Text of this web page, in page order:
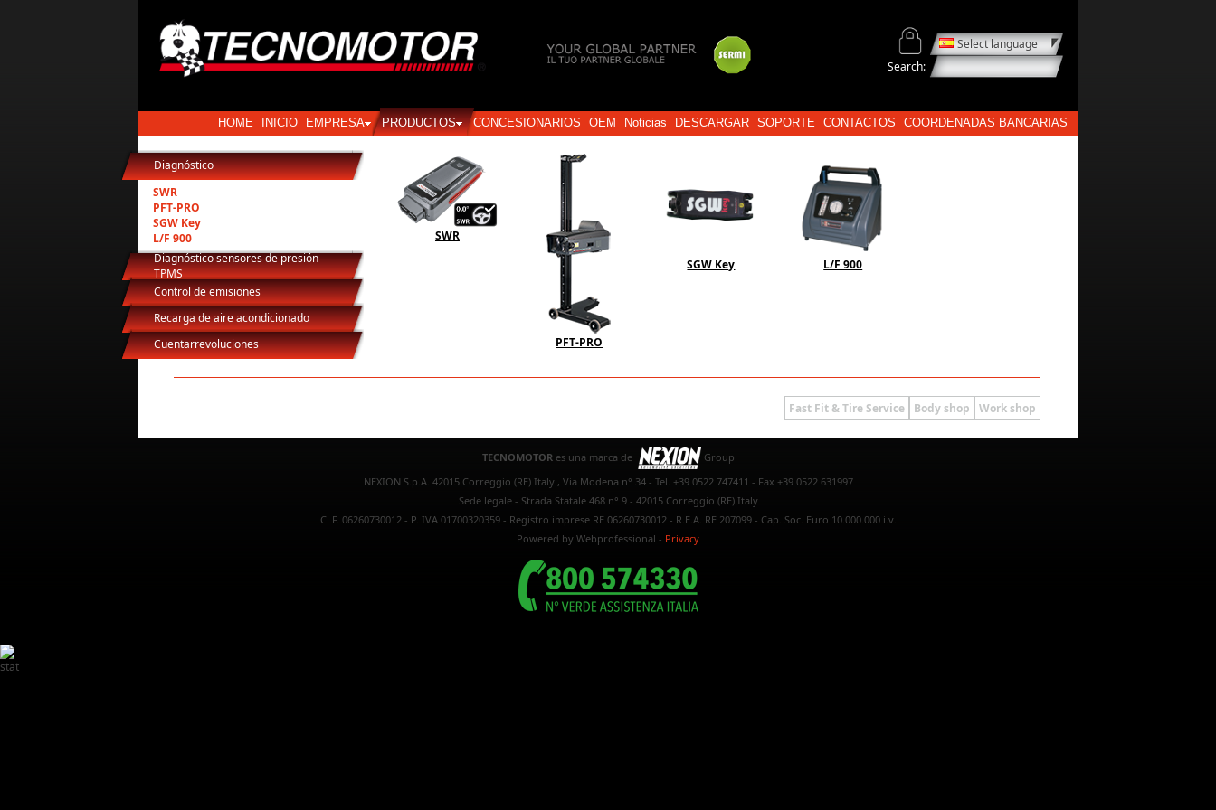
Select language
Search:
HOME INICIO EMPRESA PRODUCTOS CONCESIONARIOS OEM Noticias DESCARGAR SOPORTE CONTACTOS COORDENADAS BANCARIAS
Diagnóstico
SWR
PFT-PRO
SGW Key
L/F 900
Diagnóstico sensores de presión
TPMS
Control de emisiones
Recarga de aire acondicionado
Cuentarrevoluciones
SWR
PFT-PRO
SGW Key L/F 900
Work shop
Body shop
Fast Fit & Tire Service
TECNOMOTOR es una marca de
Group
NEXION S.p.A. 42015 Correggio (RE) Italy , Via Modena n° 34 - Tel. +39 0522 747411 - Fax +39 0522 631997
Sede legale - Strada Statale 468 n° 9 - 42015 Correggio (RE) Italy
C. F. 06260730012 - P. IVA 01700320359 - Registro imprese RE 06260730012 - R.E.A. RE 207099 - Cap. Soc. Euro 10.000.000 i.v.
Powered by Webprofessional - Privacy